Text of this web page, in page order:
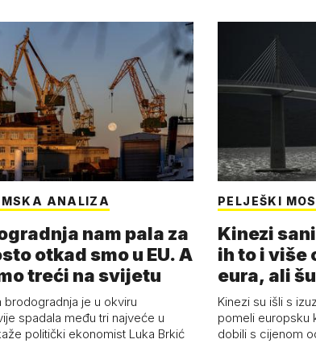
ANALIZA
nam pala za
otkad smo u EU. A
treći na svijetu
brodogradnja je u okviru
spadala među tri najveće u
politički ekonomist Luka Brkić
PELJEŠKI
Kinezi
ih to i više
eura, ali
Kinezi su išli s
pomeli europsku
dobili s cijenom